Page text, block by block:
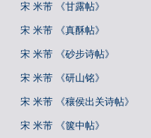
宋 米芾 《甘露帖》
宋 米芾 《真酥帖》
宋 米芾 《砂步诗帖》
宋 米芾 《研山铭》
宋 米芾 《穰侯出关诗帖》
宋 米芾 《箧中帖》